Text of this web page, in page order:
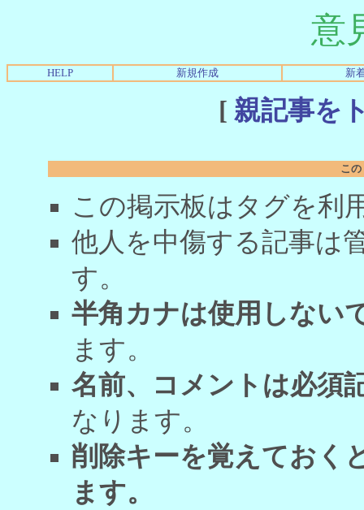
意
HELP 新規作成 新
[ 親記事を
こ
この掲示板はタグを利
他人を中傷する記事は
す。
半角カナは使用しない
ます。
名前、コメントは必須
なります。
削除キーを覚えておく
ます。